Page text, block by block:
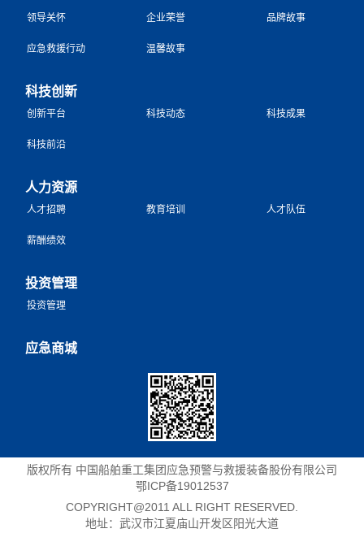
领导关怀 企业荣誉 品牌故事
应急救援行动 温馨故事
科技创新
创新平台 科技动态 科技成果
科技前沿
人力资源
人才招聘 教育培训 人才队伍
薪酬绩效
投资管理
投资管理
应急商城
版权所有 中国船舶重工集团应急预警与救援装备股份有限公司
鄂ICP备19012537
COPYRIGHT@2011 ALL RIGHT RESERVED.
地址：武汉市江夏庙山开发区阳光大道